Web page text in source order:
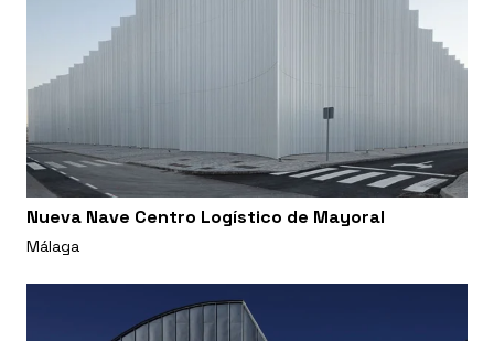
Nueva Nave Centro Logístico de Mayoral
Málaga